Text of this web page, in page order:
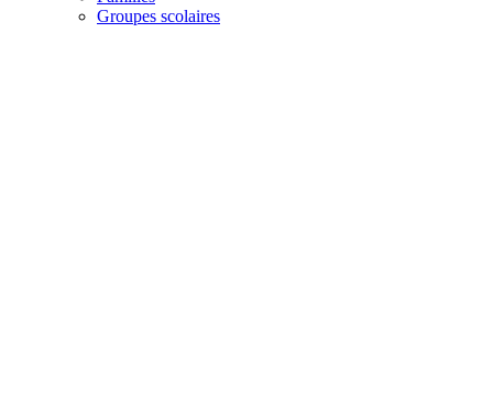
Groupes scolaires